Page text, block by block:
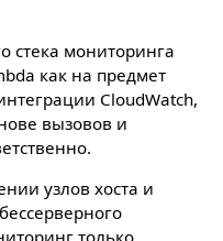
стека мониторинга
как на предмет
CloudWatch,
вызовов и
узлов хоста и